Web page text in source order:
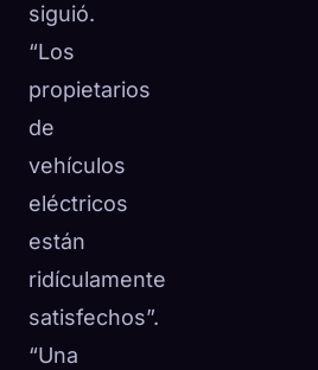
siguió.
“Los
propietarios
de
vehículos
eléctricos
están
ridículamente
satisfechos”.
“Una